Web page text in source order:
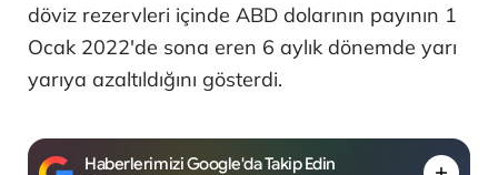
döviz rezervleri içinde ABD dolarının payının 1
Ocak 2022'de sona eren 6 aylık dönemde yarı
yarıya azaltıldığını gösterdi.
Haberlerimizi Google'da Takip Edin